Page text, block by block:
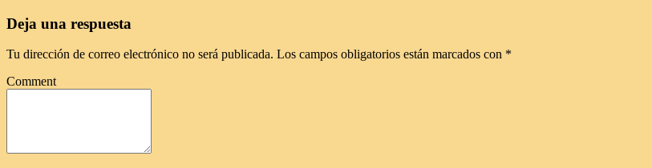
Deja una respuesta
Tu dirección de correo electrónico no será publicada. Los campos obligatorios están marcados con *
Comment